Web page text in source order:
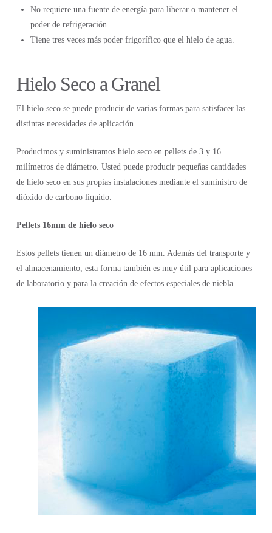
No requiere una fuente de energía para liberar o mantener el
poder de refrigeración
Tiene tres veces más poder frigorífico que el hielo de agua.
Hielo Seco a Granel
El hielo seco se puede producir de varias formas para satisfacer las
distintas necesidades de aplicación.
Producimos y suministramos hielo seco en pellets de 3 y 16
milímetros de diámetro. Usted puede producir pequeñas cantidades
de hielo seco en sus propias instalaciones mediante el suministro de
dióxido de carbono líquido.
Pellets 16mm de hielo seco
Estos pellets tienen un diámetro de 16 mm. Además del transporte y
el almacenamiento, esta forma también es muy útil para aplicaciones
de laboratorio y para la creación de efectos especiales de niebla.